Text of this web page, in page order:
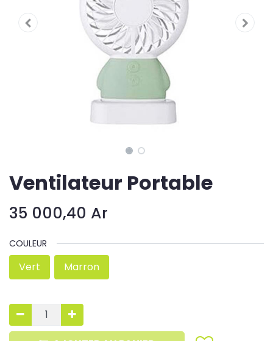
Ventilateur Portable
35 000,40 Ar
COULEUR
Vert Marron